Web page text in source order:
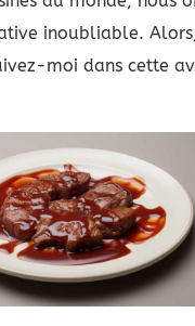
inoubliable. Alors,
moi dans cette